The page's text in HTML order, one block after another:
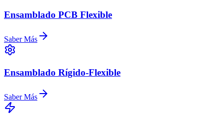
Ensamblado PCB Flexible
Saber Más
Ensamblado Rígido-Flexible
Saber Más